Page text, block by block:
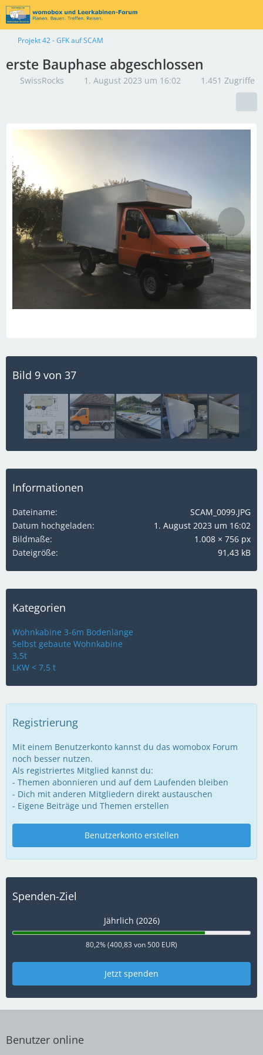
Projekt 42 - GFK auf SCAM
erste Bauphase abgeschlossen
SwissRocks 1. August 2023 um 16:02 1.451 Zugriffe
Bild 9 von 37
Informationen
Dateiname
SCAM_0099.JPG
Datum hochgeladen
1. August 2023 um 16:02
Bildmaße
1.008 × 756 px
Dateigröße
91,43 kB
Kategorien
Wohnkabine 3-6m Bodenlänge
Selbst gebaute Wohnkabine
3,5t
LKW < 7,5 t
Registrierung
Mit einem Benutzerkonto kannst du das womobox Forum
noch besser nutzen.
Als registriertes Mitglied kannst du:
- Themen abonnieren und auf dem Laufenden bleiben
- Dich mit anderen Mitgliedern direkt austauschen
- Eigene Beiträge und Themen erstellen
Benutzerkonto erstellen
Spenden-Ziel
Jährlich (2026)
80,2% (400,83 von 500 EUR)
Jetzt spenden
Benutzer online